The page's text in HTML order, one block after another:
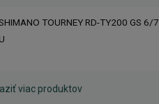
TOURNEY RD-TY200 GS 6/7
viac produktov